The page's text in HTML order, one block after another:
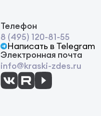
Телефон
8 (495) 120-81-55
Написать в Telegram
Электронная почта
info@kraski-zdes.ru